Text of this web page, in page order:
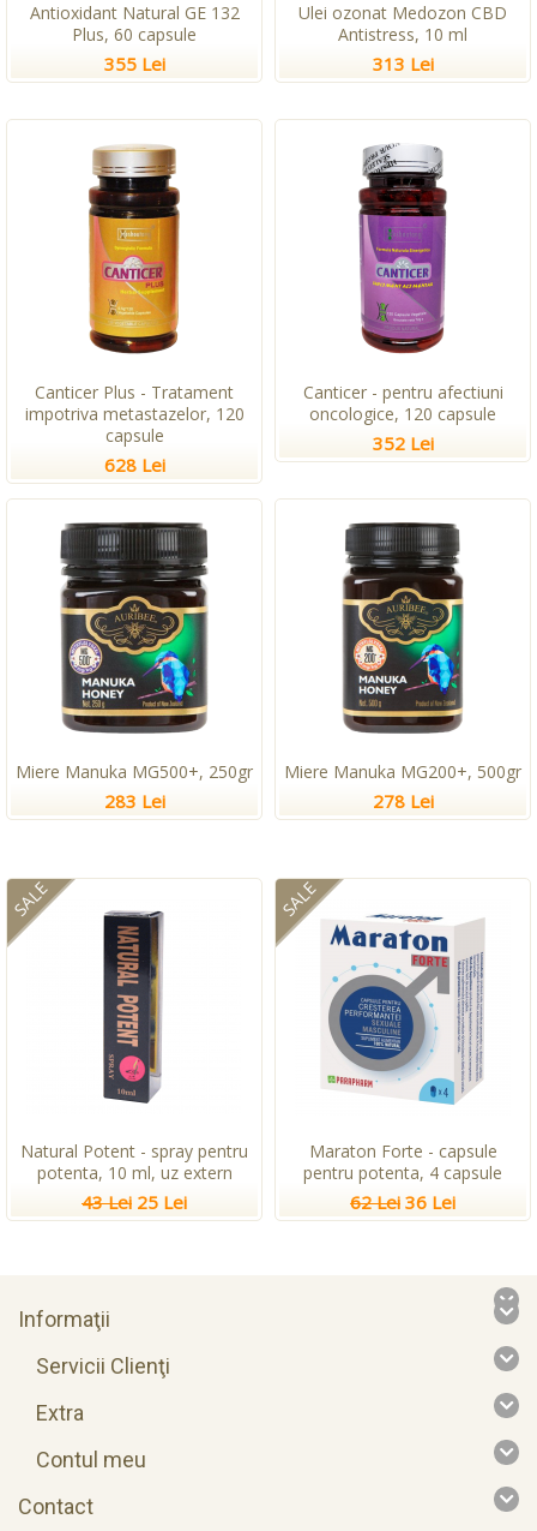
Antioxidant Natural GE 132
Plus, 60 capsule
355 Lei
Ulei ozonat Medozon CBD
Antistress, 10 ml
313 Lei
Canticer Plus - Tratament
impotriva metastazelor, 120
capsule
628 Lei
Canticer - pentru afectiuni
oncologice, 120 capsule
352 Lei
Miere Manuka MG500+, 250gr
283 Lei
Miere Manuka MG200+, 500gr
278 Lei
SALE
Natural Potent - spray pentru
potenta, 10 ml, uz extern
43 Lei 25 Lei
SALE
Maraton Forte - capsule
pentru potenta, 4 capsule
62 Lei 36 Lei
Informaţii
Servicii Clienţi
Extra
Contul meu
Contact